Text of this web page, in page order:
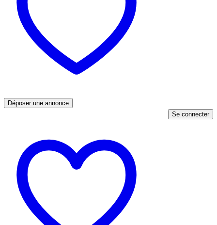
Déposer une annonce
Se connecter